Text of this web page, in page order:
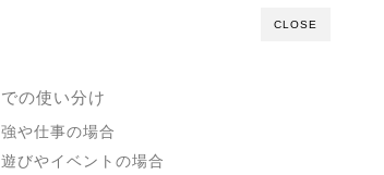
CLOSE
の使い分け
や仕事の場合
びやイベントの場合